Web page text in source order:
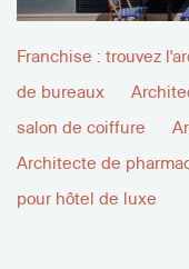
Franchise : trouvez
de bureaux
salon de coiffure
Architecte de
pour hôtel de luxe